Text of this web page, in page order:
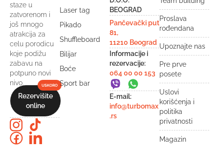
staze u
zatvorenom i
još mnogo
atrakcija za
celu porodicu
koje podižu
zabavu na
potpuno novi
nivo.
Rezervišite
online
Laser tag
Pikado
Shuffleboard
Bilijar
Boće
Sport bar
BEOGRAD
Pančevački put
81,
11210 Beograd
Informacije i
rezervacije:
064 00 00 153
E-mail:
info@turbomax
.rs
Proslava
rođendana
Upoznajte nas
Pre prve
posete
Uslovi
korišćenja i
politika
privatnosti
Magazin